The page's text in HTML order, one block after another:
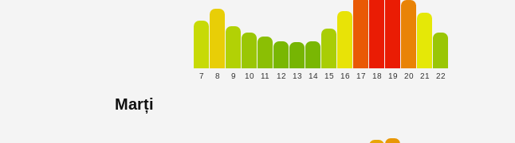
7 8 9 10 11 12 13 14 15 16 17 18 19 20 21 22
Marți